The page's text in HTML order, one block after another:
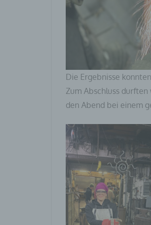
Die Ergebnisse
Zum Abschluss
den Abend bei einem